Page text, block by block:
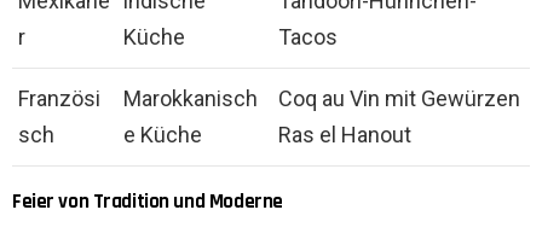
r
Küche
Tacos
Französi
sch
Marokkanisch
e Küche
Coq au Vin mit Gewürzen
Ras el Hanout
Feier von Tradition und Moderne